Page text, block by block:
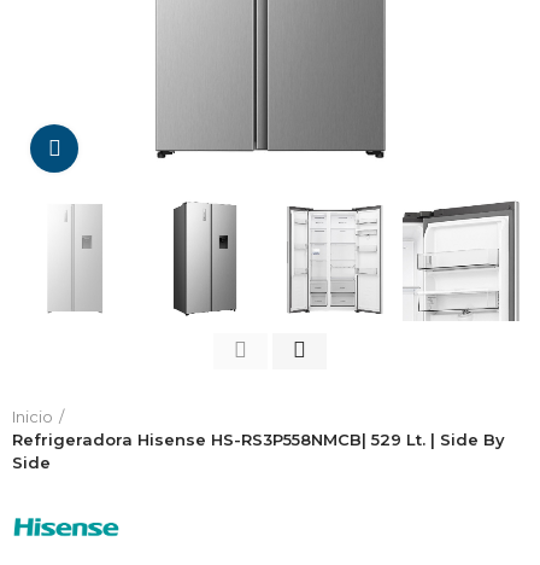
Da click para agrandar
Inicio
Refrigeradora Hisense HS-RS3P558NMCB| 529 Lt. | Side By
Side